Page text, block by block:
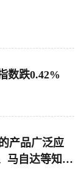
数跌0.42%
产品广泛应
马自达等知名